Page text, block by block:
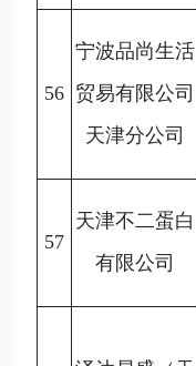
56
宁波品尚生活
贸易有限公司
天津分公司
57
天津不二蛋白
有限公司